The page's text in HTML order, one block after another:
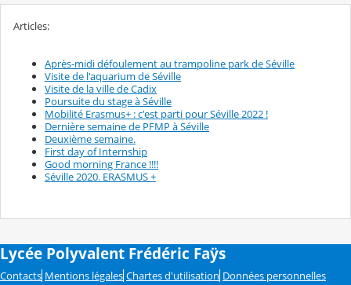
Articles:
Après-midi défoulement au trampoline park de Séville
Visite de l'aquarium de Séville
Visite de la ville de Cadix
Poursuite du stage à Séville
Mobilité Erasmus+ : c'est parti pour Séville 2022 !
Dernière semaine de PFMP à Séville
Deuxième semaine.
First day of Internship
Good morning France !!!!
Séville 2020. ERASMUS +
Lycée Polyvalent Frédéric Faÿs
Contacts Mentions légales Chartes d'utilisation Données personnelles